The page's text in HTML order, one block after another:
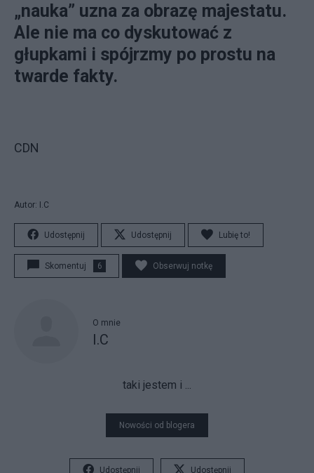
„nauka” uzna za obrazę majestatu.
Ale nie ma co dyskutować z
głupkami i spójrzmy po prostu na
twarde fakty.
CDN
Autor: I.C
Udostępnij Udostępnij Lubię to!
Skomentuj 6 Obserwuj notkę
O mnie
I.C
taki jestem i ...
Nowości od blogera
Udostępnij Udostępnij